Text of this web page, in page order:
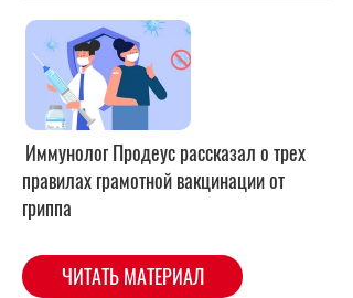
Иммунолог Продеус рассказал о трех
правилах грамотной вакцинации от
гриппа
ЧИТАТЬ МАТЕРИАЛ